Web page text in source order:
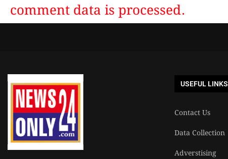
comment data is processed.
USEFUL LINKS
Contact Us
Data Collection
Adverstising